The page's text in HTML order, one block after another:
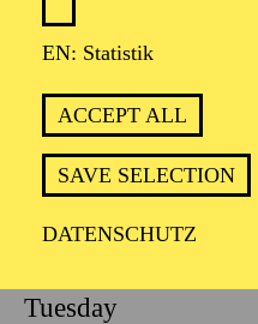
EN: Statistik
ACCEPT ALL
SAVE SELECTION
DATENSCHUTZ
BLICK AUF
STIMMEN
LAGE
TICKETS
8,00€
Tuesday